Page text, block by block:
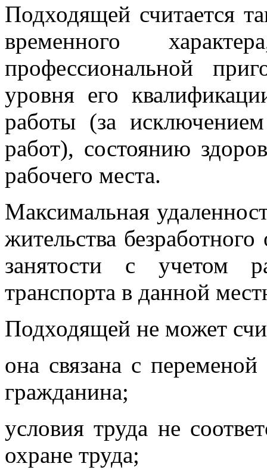
Подходящей считается
временного
профессиональной
уровня его
работы (за
работ), состоянию
рабочего места.
Максимальная
жительства
занятости с учетом
транспорта в данной
Подходящей не может
она связана с переменой
гражданина;
условия труда не
охране труда;